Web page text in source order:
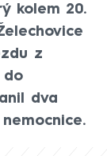
kolem 20.
z
do
dva